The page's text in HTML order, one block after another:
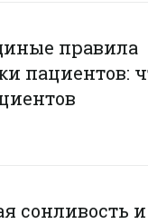
правила
пациентов:
сонливость и